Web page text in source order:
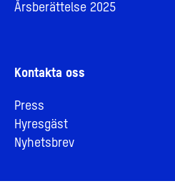
Årsberättelse 2025
Kontakta oss
Press
Hyresgäst
Nyhetsbrev